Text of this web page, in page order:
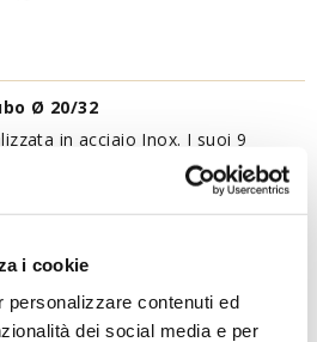
i cookie
personalizzare contenuti ed
dei social media e per
Ø 20/32
in acciaio Inox. I suoi 9
la massima aderenza al
spaccature del tubo.